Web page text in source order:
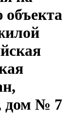
объекта
дом № 7